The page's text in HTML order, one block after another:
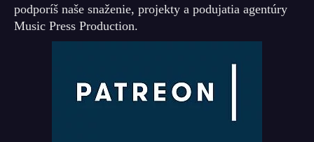
podporíš naše snaženie, projekty a podujatia agentúry
Music Press Production.